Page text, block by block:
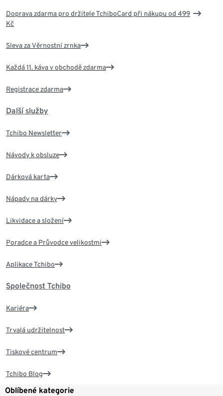
Doprava zdarma pro držitele TchiboCard při nákupu od 499
Kč
Sleva za Věrnostní zrnka
Každá 11. káva v obchodě zdarma
Registrace zdarma
Další služby
Tchibo Newsletter
Návody k obsluze
Dárková karta
Nápady na dárky
Likvidace a složení
Poradce a Průvodce velikostmi
Aplikace Tchibo
Společnost Tchibo
Kariéra
Trvalá udržitelnost
Tiskové centrum
Tchibo Blog
Oblíbené kategorie